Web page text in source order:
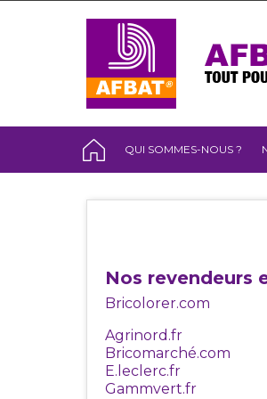
QUI SOMMES-NOUS ?
Nos revendeurs
Bricolorer.com
Agrinord.fr
Bricomarché.com
E.leclerc.fr
Gammvert.fr